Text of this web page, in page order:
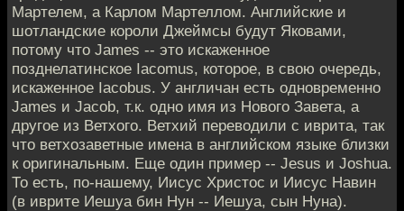
Мартелем, а Карлом Мартеллом. Английские и
шотландские короли Джеймсы будут Яковами,
потому что James -- это искаженное
позднелатинское Iacomus, которое, в свою очередь,
искаженное Iacobus. У англичан есть одновременно
James и Jacob, т.к. одно имя из Нового Завета, а
другое из Ветхого. Ветхий переводили с иврита, так
что ветхозаветные имена в английском языке близки
к оригинальным. Еще один пример -- Jesus и Joshua.
То есть, по-нашему, Иисус Христос и Иисус Навин
(в иврите Иешуа бин Нун -- Иешуа, сын Нуна).